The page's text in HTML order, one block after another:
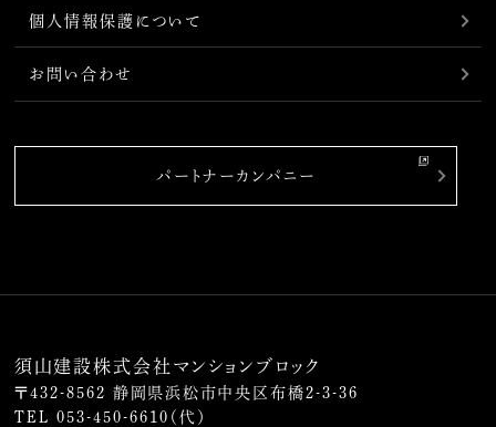
個人情報保護について
お問い合わせ
パートナーカンパニー
須山建設株式会社マンションブロック
〒432-8562 静岡県浜松市中央区布橋2-3-36
TEL053-450-6610 （代）